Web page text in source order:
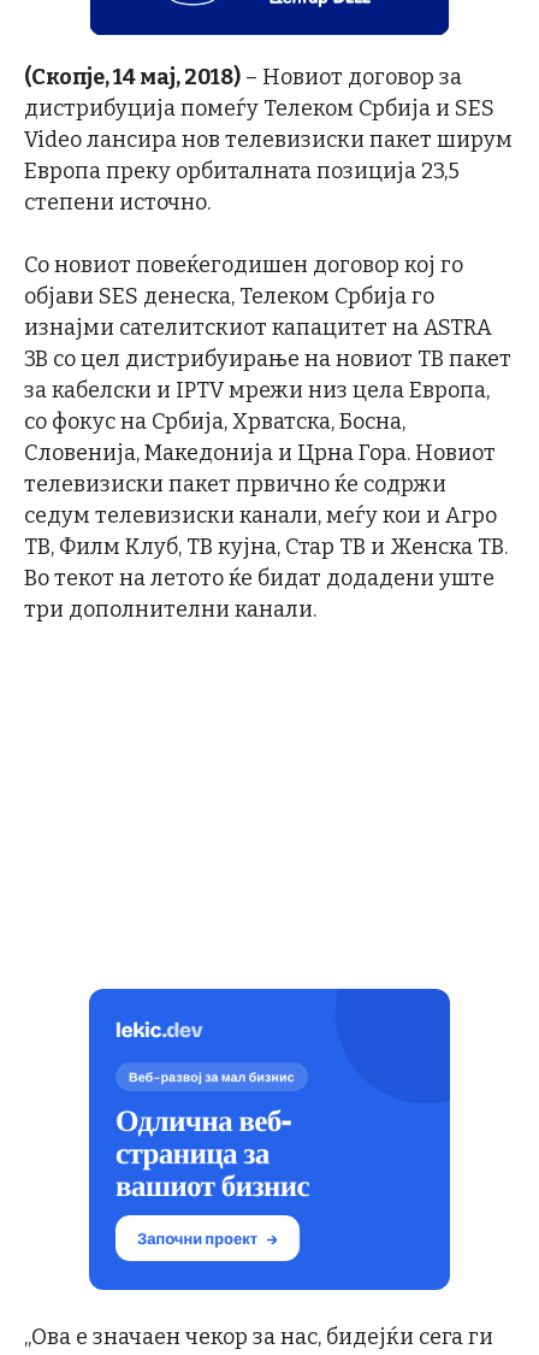
(Скопје, 14 мај, 2018) – Новиот договор за
дистрибуција помеѓу Телеком Србија и SES
Video лансира нов телевизиски пакет ширум
Европа преку орбиталната позиција 23,5
степени источно.
Со новиот повеќегодишен договор кој го
објави SES денеска, Телеком Србија го
изнајми сателитскиот капацитет на ASTRA
3B со цел дистрибуирање на новиот ТВ пакет
за кабелски и IPTV мрежи низ цела Европа,
со фокус на Србија, Хрватска, Босна,
Словенија, Македонија и Црна Гора. Новиот
телевизиски пакет првично ќе содржи
седум телевизиски канали, меѓу кои и Агро
ТВ, Филм Клуб, ТВ кујна, Стар ТВ и Женска ТВ.
Во текот на летото ќе бидат додадени уште
три дополнителни канали.
„Ова е значаен чекор за нас, бидејќи сега ги